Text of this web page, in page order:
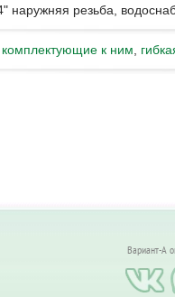
наружняя резьба,
к ним
Вариант-А